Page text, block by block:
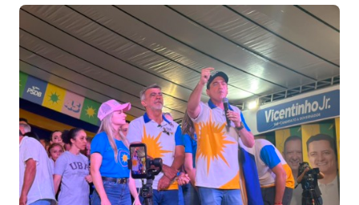
das candidaturas da coligação, […]